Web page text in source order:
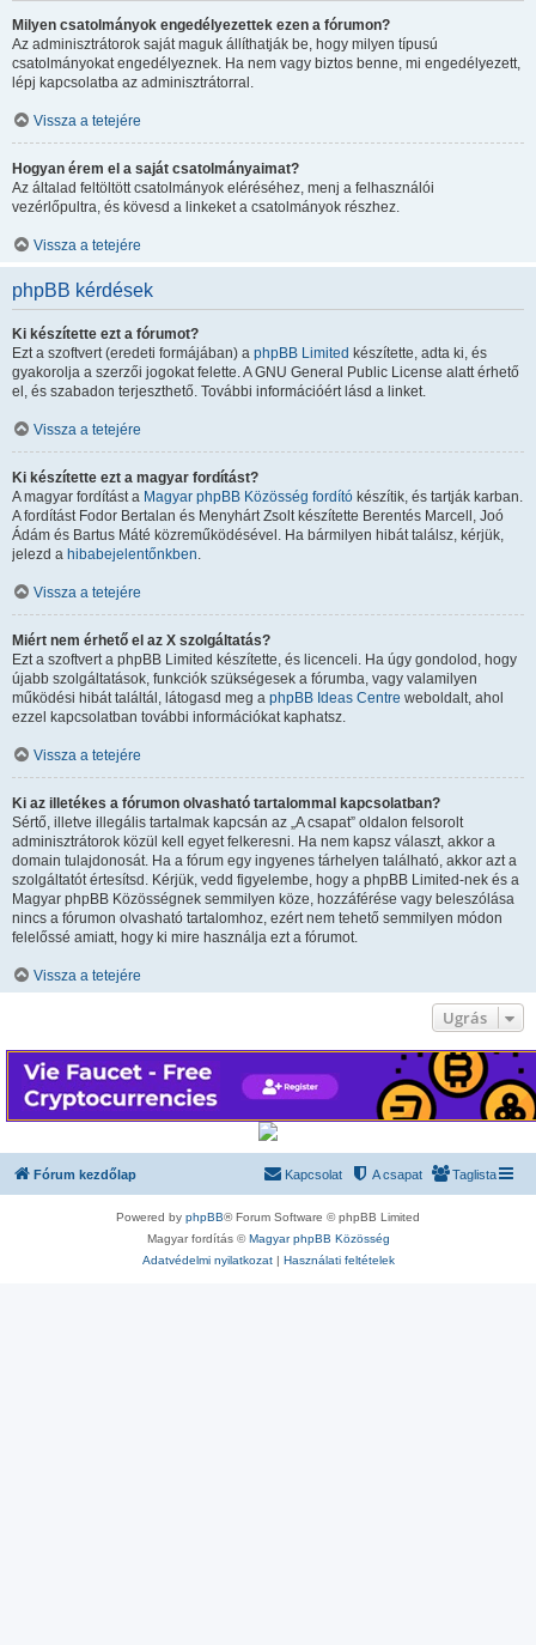
Milyen csatolmányok engedélyezettek ezen a fórumon?
Az adminisztrátorok saját maguk állíthatják be, hogy milyen típusú
csatolmányokat engedélyeznek. Ha nem vagy biztos benne, mi engedélyezett,
lépj kapcsolatba az adminisztrátorral.
Vissza a tetejére
Hogyan érem el a saját csatolmányaimat?
Az általad feltöltött csatolmányok eléréséhez, menj a felhasználói
vezérlőpultra, és kövesd a linkeket a csatolmányok részhez.
Vissza a tetejére
phpBB kérdések
Ki készítette ezt a fórumot?
Ezt a szoftvert (eredeti formájában) a phpBB Limited készítette, adta ki, és
gyakorolja a szerzői jogokat felette. A GNU General Public License alatt érhető
el, és szabadon terjeszthető. További információért lásd a linket.
Vissza a tetejére
Ki készítette ezt a magyar fordítást?
A magyar fordítást a Magyar phpBB Közösség fordító készítik, és tartják karban.
A fordítást Fodor Bertalan és Menyhárt Zsolt készítette Berentés Marcell, Joó
Ádám és Bartus Máté közreműködésével. Ha bármilyen hibát találsz, kérjük,
jelezd a hibabejelentőnkben.
Vissza a tetejére
Miért nem érhető el az X szolgáltatás?
Ezt a szoftvert a phpBB Limited készítette, és licenceli. Ha úgy gondolod, hogy
újabb szolgáltatások, funkciók szükségesek a fórumba, vagy valamilyen
működési hibát találtál, látogasd meg a phpBB Ideas Centre weboldalt, ahol
ezzel kapcsolatban további információkat kaphatsz.
Vissza a tetejére
Ki az illetékes a fórumon olvasható tartalommal kapcsolatban?
Sértő, illetve illegális tartalmak kapcsán az „A csapat” oldalon felsorolt
adminisztrátorok közül kell egyet felkeresni. Ha nem kapsz választ, akkor a
domain tulajdonosát. Ha a fórum egy ingyenes tárhelyen található, akkor azt a
szolgáltatót értesítsd. Kérjük, vedd figyelembe, hogy a phpBB Limited-nek és a
Magyar phpBB Közösségnek semmilyen köze, hozzáférése vagy beleszólása
nincs a fórumon olvasható tartalomhoz, ezért nem tehető semmilyen módon
felelőssé amiatt, hogy ki mire használja ezt a fórumot.
Vissza a tetejére
Ugrás
Fórum kezdőlap Taglista
A csapat
Kapcsolat
Powered by phpBB® Forum Software © phpBB Limited
Magyar fordítás ©Magyar phpBB Közösség
Adatvédelmi nyilatkozat| Használati feltételek